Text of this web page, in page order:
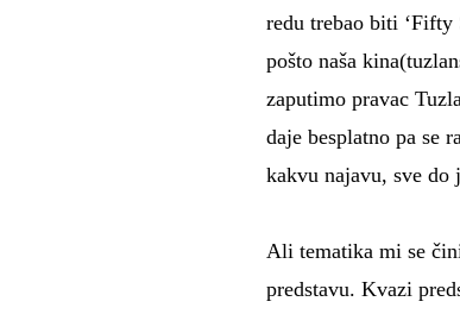
redu trebao biti ‘Fifty
pošto naša
zaputimo pravac
daje besplatno pa se
kakvu najavu, sve do
Ali tematika mi se
predstavu. Kvazi